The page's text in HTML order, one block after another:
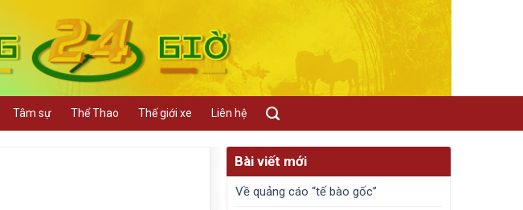
Tâm sự Thể Thao Thế giới xe Liên hệ
Bài viết mới
Về quảng cáo “tế bào gốc”